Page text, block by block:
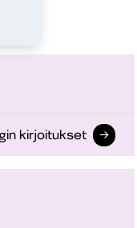
kirjoitukset